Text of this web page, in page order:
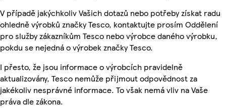
V případě jakýchkoliv Vašich dotazů nebo potřeby získat radu
ohledně výrobků značky Tesco, kontaktujte prosím Oddělení
pro služby zákazníkům Tesco nebo výrobce daného výrobku,
pokdu se nejedná o výrobek značky Tesco.
I přesto, že jsou informace o výrobcích pravidelně
aktualizovány, Tesco nemůže přijmout odpovědnost za
jakékoliv nesprávné informace. To však nemá vliv na Vaše
práva dle zákona.